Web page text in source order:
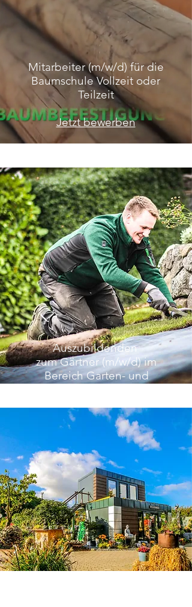
Mitarbeiter (m/w/d) für die
Baumschule Vollzeit oder
Teilzeit
Jetzt bewerben
Auszubildenden
zum Gärtner (m/w/d) im
Bereich Garten- und
Jetzt bewerben